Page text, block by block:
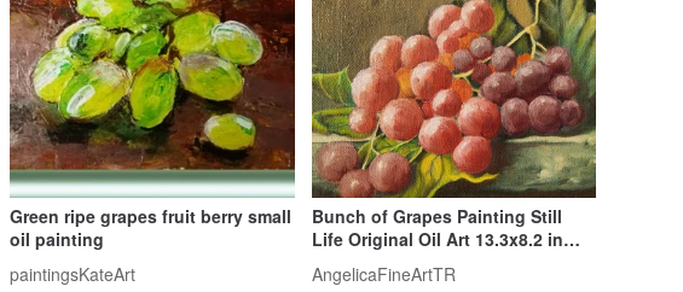
Green ripe grapes fruit berry small
oil painting
paintingsKateArt
Bunch of Grapes Painting Still
Life Original Oil Art 13.3x8.2 in
Kitchen Dec
AngelicaFineArtTR